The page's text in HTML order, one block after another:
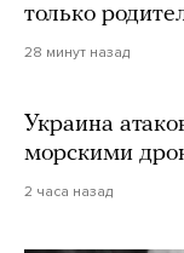
только
28 минут назад
Украина
морскими
2 часа назад